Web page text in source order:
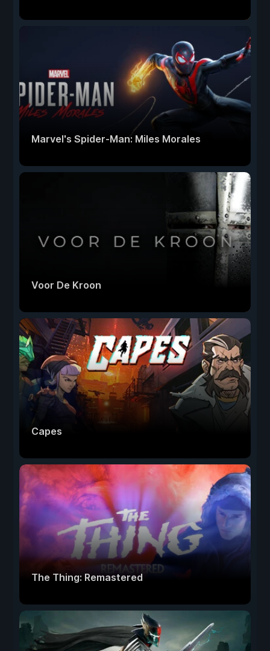
Marvel's Spider-Man: Miles Morales
Voor De Kroon
Capes
The Thing: Remastered